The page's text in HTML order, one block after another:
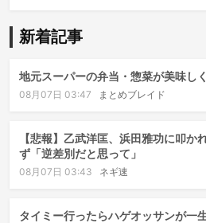
新着記事
地元スーパーの弁当・惣菜が美味し
08月07日 03:47 まとめブレイド
【悲報】乙武洋匡、浜田雅功に叩か
ず「逆差別だと思って」
08月07日 03:43 ネギ速
タイミー行ったらハゲオッサンが一